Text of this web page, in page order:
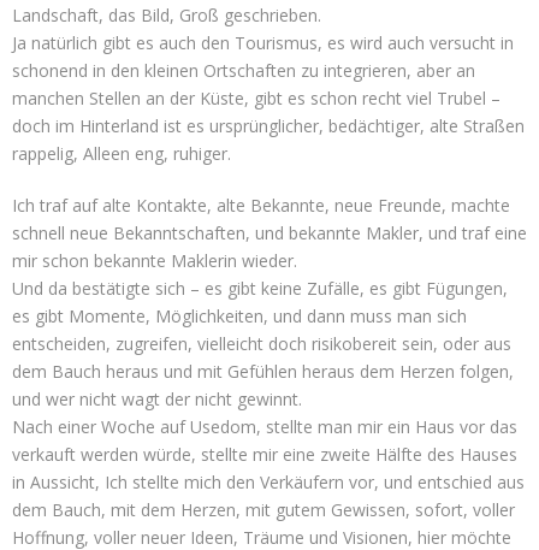
Landschaft, das Bild, Groß geschrieben.
Ja natürlich gibt es auch den Tourismus, es wird auch versucht in
schonend in den kleinen Ortschaften zu integrieren, aber an
manchen Stellen an der Küste, gibt es schon recht viel Trubel –
doch im Hinterland ist es ursprünglicher, bedächtiger, alte Straßen
rappelig, Alleen eng, ruhiger.
Ich traf auf alte Kontakte, alte Bekannte, neue Freunde, machte
schnell neue Bekanntschaften, und bekannte Makler, und traf eine
mir schon bekannte Maklerin wieder.
Und da bestätigte sich – es gibt keine Zufälle, es gibt Fügungen,
es gibt Momente, Möglichkeiten, und dann muss man sich
entscheiden, zugreifen, vielleicht doch risikobereit sein, oder aus
dem Bauch heraus und mit Gefühlen heraus dem Herzen folgen,
und wer nicht wagt der nicht gewinnt.
Nach einer Woche auf Usedom, stellte man mir ein Haus vor das
verkauft werden würde, stellte mir eine zweite Hälfte des Hauses
in Aussicht, Ich stellte mich den Verkäufern vor, und entschied aus
dem Bauch, mit dem Herzen, mit gutem Gewissen, sofort, voller
Hoffnung, voller neuer Ideen, Träume und Visionen, hier möchte